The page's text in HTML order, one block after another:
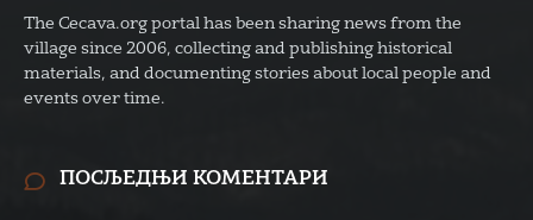
The Cecava.org portal has been sharing news from the
village since 2006, collecting and publishing historical
materials, and documenting stories about local people and
events over time.
ПОСЉЕДЊИ КОМЕНТАРИ